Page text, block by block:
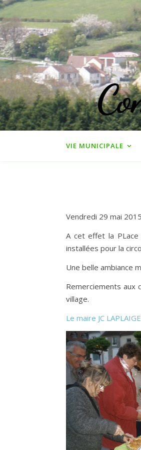
VIE MUNICIPALE
Vendredi 29 mai
A cet effet la PLace
installées pour la
Une belle ambiance
Remerciements aux
village.
Le maire JC LAPLAIGE